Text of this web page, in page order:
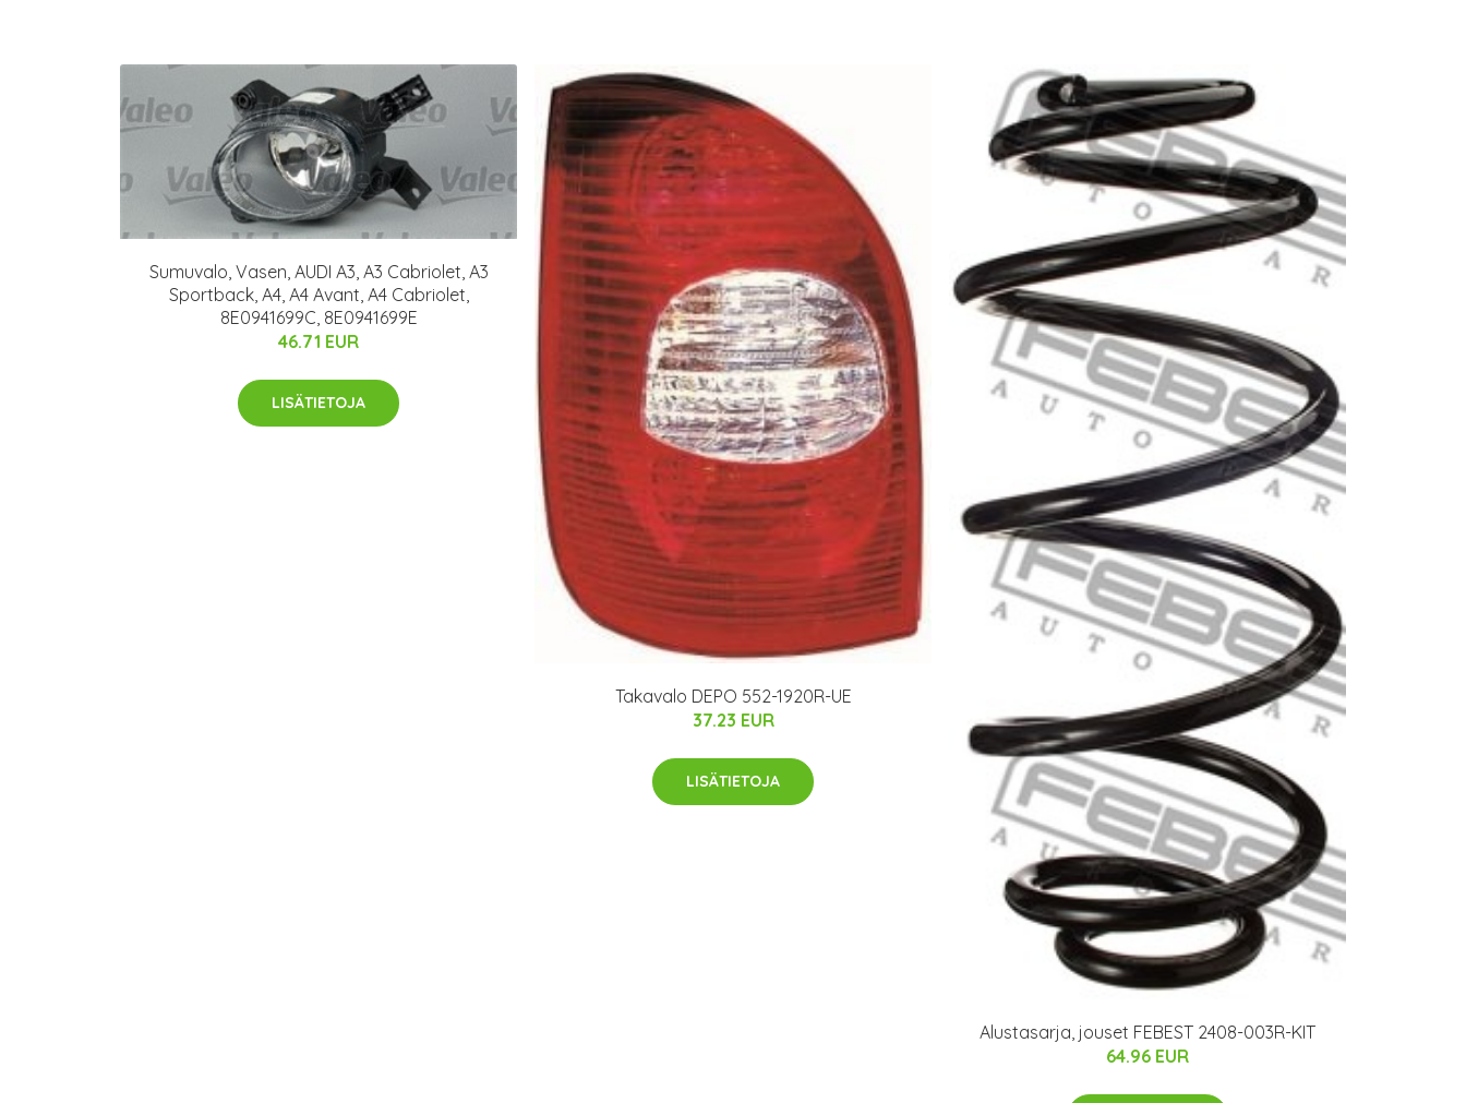
Sumuvalo, Vasen, AUDI A3, A3 Cabriolet, A3
Sportback, A4, A4 Avant, A4 Cabriolet,
8E0941699C, 8E0941699E
46.71 EUR
LISÄTIETOJA
Takavalo DEPO 552-1920R-UE
37.23 EUR
LISÄTIETOJA
Alustasarja, jouset FEBEST 2408-003R-KIT
64.96 EUR